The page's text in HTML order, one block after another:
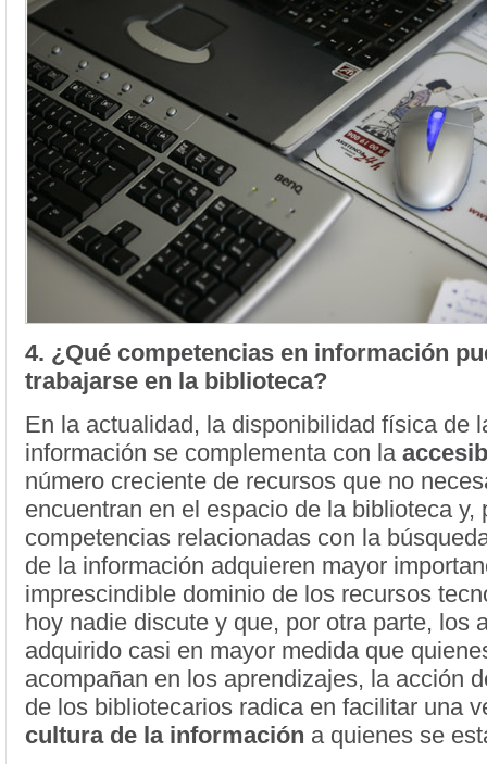
4. ¿Qué competencias en información
trabajarse en la biblioteca?
En la actualidad, la disponibilidad física de
información se complementa con la
número creciente de recursos que no
encuentran en el espacio de la biblioteca y,
competencias relacionadas con la
de la información adquieren mayor
imprescindible dominio de los recursos
hoy nadie discute y que, por otra parte, los
adquirido casi en mayor medida que
acompañan en los aprendizajes, la acción
de los bibliotecarios radica en facilitar una
cultura de la información a quienes se